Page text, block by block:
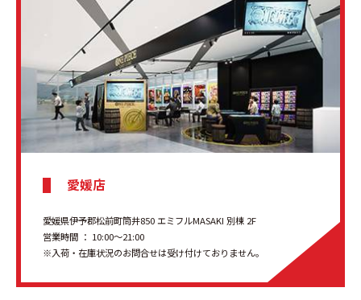
愛媛店
愛媛県伊予郡松前町筒井850 エミフルMASAKI 別棟 2F
営業時間 ： 10:00～21:00
※入荷・在庫状況のお問合せは受け付けておりません。